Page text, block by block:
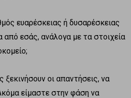
ευαρέσκειας ή δυσαρέσκειας
από εσάς, ανάλογα με τα στοιχεία
ξεκινήσουν οι απαντήσεις, να
είμαστε στην φάση να